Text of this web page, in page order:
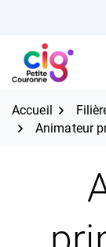
contenu
CIG
Accueil
Animateur